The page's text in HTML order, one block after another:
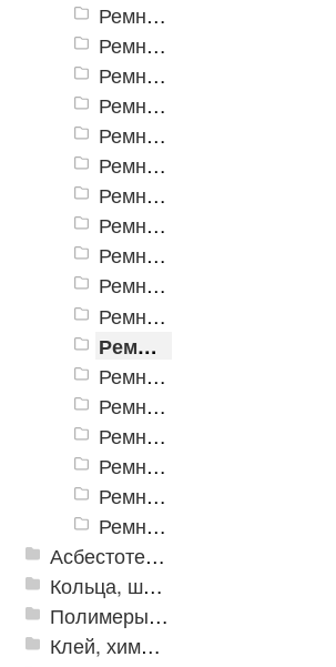
Ремни клиновые А
Ремни клиновые Б (B)
Ремни клиновые С(В)
Ремни клиновые D(Г) и Е(Д)
Ремни вентиляторные
Ремни клиновые AVX с формованным зубом
Ремни клиновые вариаторные
Ремни вариаторные промышленные
Ремни клиновые многоручьевые
Ремни клиновые SPA и XPA
Ремни клиновые SPB и XPB
Ремни клиновые SPC и XPC
Ремни клиновые SPZ и XPZ
Ремни плоские для с/х техники
Ремни шестигранные HBB
Ремни вариаторные для снегоходов
Ремни поликлиновые
Ремни синхронные зубчатые HTD
Асбестотехнические и теплоизоляционные материалы
Кольца, шайбы, манжеты
Полимеры и пластики
Клей, химия, сопутствующие товары